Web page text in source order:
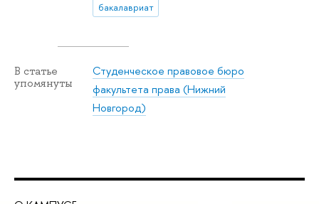
бакалавриат
В статье
упомянуты
Студенческое правовое бюро
факультета права (Нижний
Новгород)